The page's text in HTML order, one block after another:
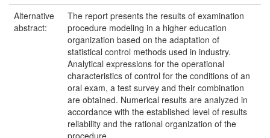
Alternative
abstract:
The report presents the results of examination
procedure modeling in a higher education
organization based on the adaptation of
statistical control methods used in industry.
Analytical expressions for the operational
characteristics of control for the conditions of an
oral exam, a test survey and their combination
are obtained. Numerical results are analyzed in
accordance with the established level of results
reliability and the rational organization of the
procedure.